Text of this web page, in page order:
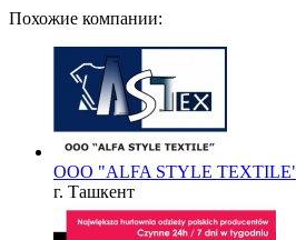
Похожие компании:
OOO "ALFA STYLE
г. Ташкент